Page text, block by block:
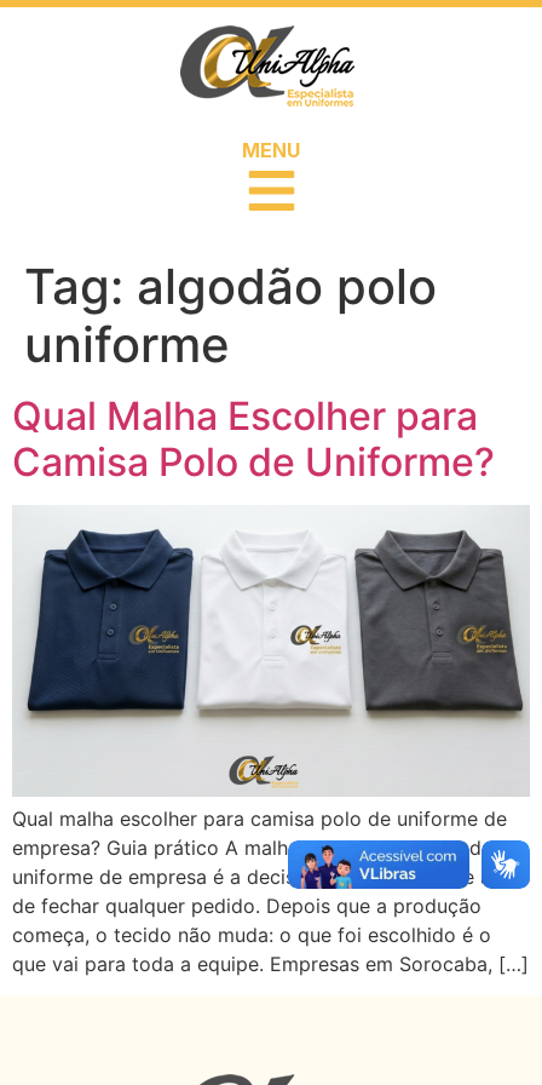
MENU
Tag: algodão polo
uniforme
Qual Malha Escolher para
Camisa Polo de Uniforme?
Qual malha escolher para camisa polo de uniforme de
empresa? Guia prático A malha para camisa polo de
uniforme de empresa é a decisão mais importante antes
de fechar qualquer pedido. Depois que a produção
começa, o tecido não muda: o que foi escolhido é o
que vai para toda a equipe. Empresas em Sorocaba, […]